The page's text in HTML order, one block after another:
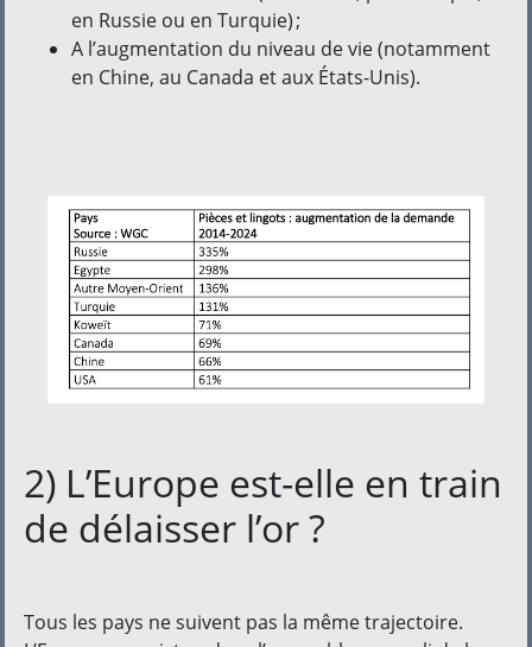
en Russie ou en Turquie) ;
A l’augmentation du niveau de vie (notamment
en Chine, au Canada et aux États-Unis).
2) L’Europe est-elle en train
de délaisser l’or ?
Tous les pays ne suivent pas la même trajectoire.